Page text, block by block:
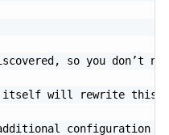
so you don’t
itself will rewrite this
configuration